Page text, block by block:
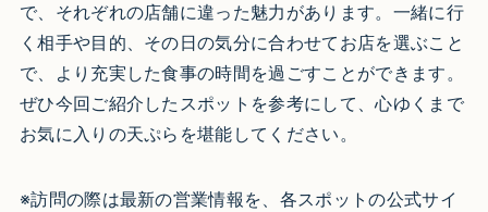
で、それぞれの店舗に違った魅力があります。一緒に行
く相手や目的、その日の気分に合わせてお店を選ぶこと
で、より充実した食事の時間を過ごすことができます。
ぜひ今回ご紹介したスポットを参考にして、心ゆくまで
お気に入りの天ぷらを堪能してください。
※訪問の際は最新の営業情報を、各スポットの公式サイ